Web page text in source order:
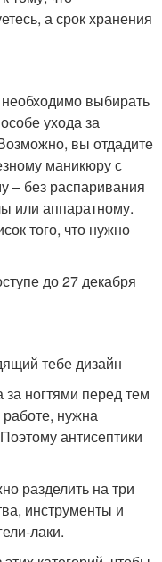
а срок хранения
выбирать
ухода за
вы отдадите
маникюру с
– без распаривания
или аппаратному.
того, что нужно
до 27 декабря
тебе дизайн
за ногтями перед тем
работе, нужна
антисептики
разделить на три
инструменты и
лаки.